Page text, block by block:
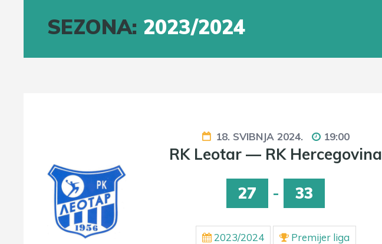
SEZONA: 2023/2024
18. SVIBNJA 2024. 19:00
RK Leotar — RK Hercegovina
27
- 33
2023/2024 Premijer liga